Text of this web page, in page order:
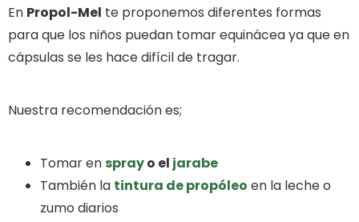
En Propol-Mel te proponemos diferentes formas
para que los niños puedan tomar equinácea ya que en
cápsulas se les hace difícil de tragar.
Nuestra recomendación es;
Tomar en sprayo el jarabe
También la tintura de propóleo en la leche o
zumo diarios